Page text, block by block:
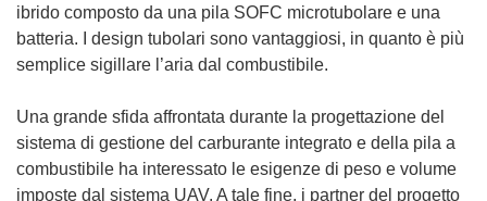
a
n
u
v
a
f
i
ibrido composto da una pila SOFC microtubolare e una
batteria. I design tubolari sono vantaggiosi, in quanto è più
semplice sigillare l’aria dal combustibile.
Una grande sfida affrontata durante la progettazione del
sistema di gestione del carburante integrato e della pila a
combustibile ha interessato le esigenze di peso e volume
imposte dal sistema UAV. A tale fine, i partner del progetto